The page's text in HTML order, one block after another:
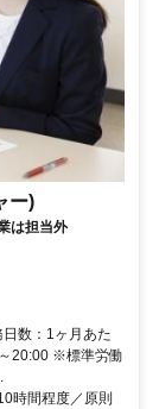
ー)
は担当外
数：1ヶ月あた
20:00 ※標準労働
時間程度／原則